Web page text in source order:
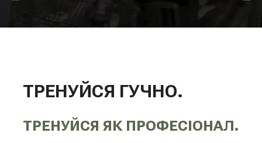
ТРЕНУЙСЯ ГУЧНО.
ТРЕНУЙСЯ ЯК ПРОФЕСІОНАЛ.